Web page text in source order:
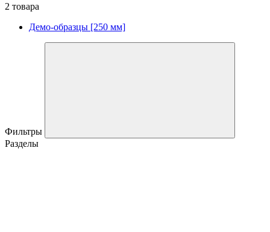
2 товара
Демо-образцы [250 мм]
Фильтры
Разделы